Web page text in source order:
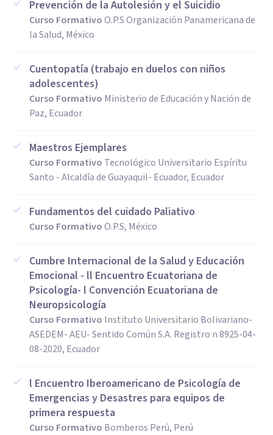
Prevención de la Autolesión y el Suicidio
Curso FormativoO.P.S Organización Panamericana de
la Salud, México
Cuentopatía (trabajo en duelos con niños
adolescentes)
Curso Formativo Ministerio de Educación y Nación de
Paz, Ecuador
Maestros Ejemplares
Curso Formativo Tecnológico Universitario Espíritu
Santo - Alcaldía de Guayaquil- Ecuador, Ecuador
Fundamentos del cuidado Paliativo
Curso FormativoO.P.S, México
Cumbre Internacional de la Salud y Educación
Emocional - ll Encuentro Ecuatoriana de
Psicología- l Convención Ecuatoriana de
Neuropsicología
Curso Formativo Instituto Universitario Bolivariano-
ASEDEM- AEU- Sentido Común S.A. Registro n 8925-04-
08-2020, Ecuador
l Encuentro Iberoamericano de Psicología de
Emergencias y Desastres para equipos de
primera respuesta
Curso Formativo Bomberos Perú, Perú